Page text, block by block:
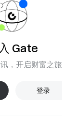
Gate
，开启财富之旅
登录